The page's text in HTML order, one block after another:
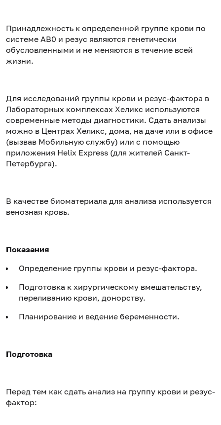
Принадлежность к определенной группе крови по
системе АВ0 и резус являются генетически
обусловленными и не меняются в течение всей
жизни.
Для исследований группы крови и резус-фактора в
Лабораторных комплексах Хеликс используются
современные методы диагностики. Сдать анализы
можно в Центрах Хеликс, дома, на даче или в офисе
(вызвав Мобильную службу) или с помощью
приложения Helix Express (для жителей Санкт-
Петербурга).
В качестве биоматериала для анализа используется
венозная кровь.
Показания
Определение группы крови и резус-фактора.
Подготовка к хирургическому вмешательству,
переливанию крови, донорству.
Планирование и ведение беременности.
Подготовка
Перед тем как сдать анализ на группу крови и резус-
фактор: